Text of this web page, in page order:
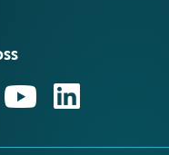
Utemiljö
vårt nyhetsbrev